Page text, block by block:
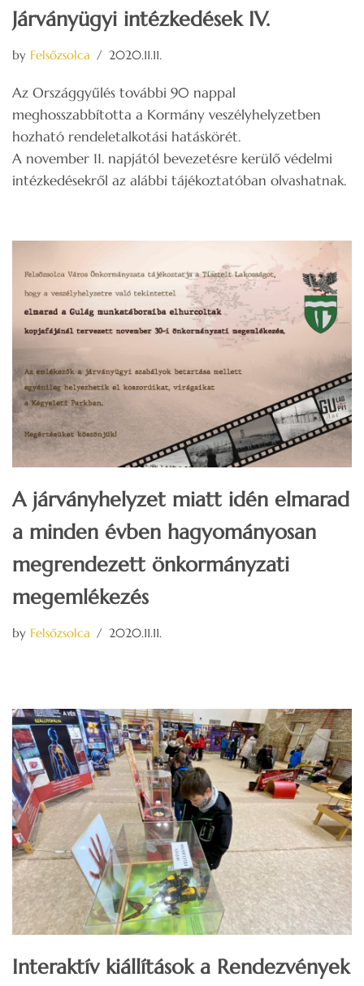
Járványügyi intézkedések IV.
by Felsőzsolca 2020.11.11.
Az Országgyűlés további 90 nappal
meghosszabbította a Kormány veszélyhelyzetben
hozható rendeletalkotási hatáskörét.
A november 11. napjától bevezetésre kerülő védelmi
intézkedésekről az alábbi tájékoztatóban olvashatnak.
A járványhelyzet miatt idén elmarad
a minden évben hagyományosan
megrendezett önkormányzati
megemlékezés
by Felsőzsolca 2020.11.11.
Interaktív kiállítások a Rendezvények